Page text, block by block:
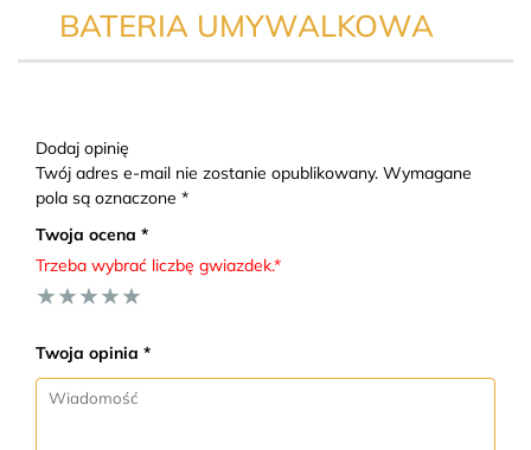
BATERIA UMYWALKOWA
Dodaj opinię
Twój adres e-mail nie zostanie opublikowany. Wymagane
pola są oznaczone *
Twoja ocena *
Trzeba wybrać liczbę gwiazdek.*
★
★
★
★
★
Twoja opinia *